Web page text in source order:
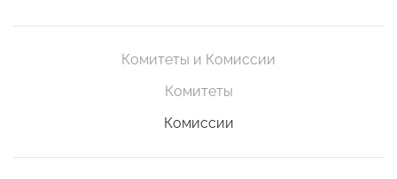
Комитеты и Комиссии
Комитеты
Комиссии